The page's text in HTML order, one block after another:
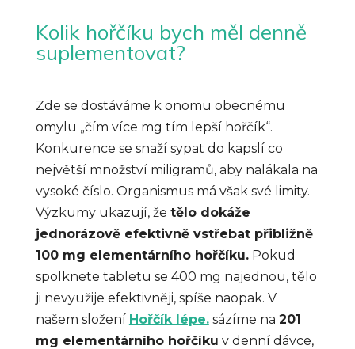
Kolik hořčíku bych měl denně
suplementovat?
Zde se dostáváme k onomu obecnému
omylu „čím více mg tím lepší hořčík“.
Konkurence se snaží sypat do kapslí co
největší množství miligramů, aby nalákala na
vysoké číslo. Organismus má však své limity.
Výzkumy ukazují, že tělo dokáže
jednorázově efektivně vstřebat přibližně
100 mg elementárního hořčíku.Pokud
spolknete tabletu se 400 mg najednou, tělo
ji nevyužije efektivněji, spíše naopak. V
našem složení Hořčík lépe.sázíme na 201
mg elementárního hořčíku v denní dávce,